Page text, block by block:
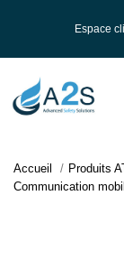
Espace
Accueil Produits
Communication